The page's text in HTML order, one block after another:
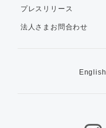
プレスリリース
法人さまお問合わせ
English